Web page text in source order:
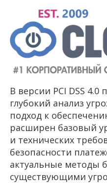
В версии PCI DSS 4.0
глубокий анализ
подход к
расширен базовый
и технических
безопасности
актуальные методы
существующими